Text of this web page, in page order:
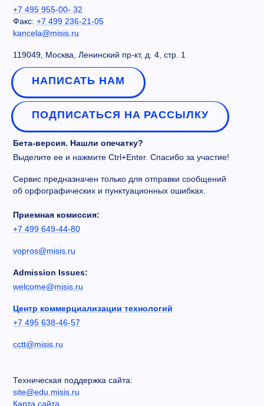
+7 495 955-00- 32
Факс: +7 499 236-21-05
kancela@misis.ru
119049, Москва, Ленинский пр-кт, д. 4, стр. 1
НАПИСАТЬ НАМ
ПОДПИСАТЬСЯ НА РАССЫЛКУ
Бета-версия. Нашли опечатку?
Выделите ее и нажмите Ctrl+Enter. Спасибо за участие!
Сервис предназначен только для отправки сообщений
об орфографических и пунктуационных ошибках.
Приемная комиссия:
+7 499 649-44-80
vopros@misis.ru
Admission Issues:
welcome@misis.ru
Центр коммерциализации технологий
+7 495 638-46-57
cctt@misis.ru
Техническая поддержка сайта:
site@edu.misis.ru
Карта сайта